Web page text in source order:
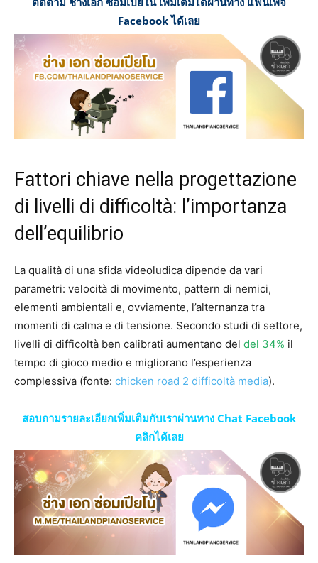
Facebook ได้เลย
Fattori chiave nella progettazione
di livelli di difficoltà: l’importanza
dell’equilibrio
La qualità di una sfida videoludica dipende da vari
parametri: velocità di movimento, pattern di nemici,
elementi ambientali e, ovviamente, l’alternanza tra
momenti di calma e di tensione. Secondo studi di settore,
livelli di difficoltà ben calibrati aumentano del del 34% il
tempo di gioco medio e migliorano l’esperienza
complessiva (fonte: chicken road 2 difficoltà media).
สอบถามรายละเอียกเพิ่มเติมกับเราผ่านทาง Chat Facebook
คลิกได้เลย